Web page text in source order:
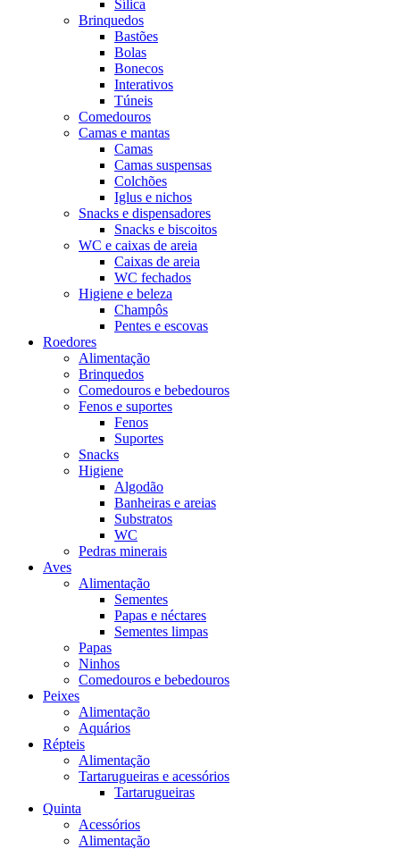
Sílica
Brinquedos
Bastões
Bolas
Bonecos
Interativos
Túneis
Comedouros
Camas e mantas
Camas
Camas suspensas
Colchões
Iglus e nichos
Snacks e dispensadores
Snacks e biscoitos
WC e caixas de areia
Caixas de areia
WC fechados
Higiene e beleza
Champôs
Pentes e escovas
Roedores
Alimentação
Brinquedos
Comedouros e bebedouros
Fenos e suportes
Fenos
Suportes
Snacks
Higiene
Algodão
Banheiras e areias
Substratos
WC
Pedras minerais
Aves
Alimentação
Sementes
Papas e néctares
Sementes limpas
Papas
Ninhos
Comedouros e bebedouros
Peixes
Alimentação
Aquários
Répteis
Alimentação
Tartarugueiras e acessórios
Tartarugueiras
Quinta
Acessórios
Alimentação